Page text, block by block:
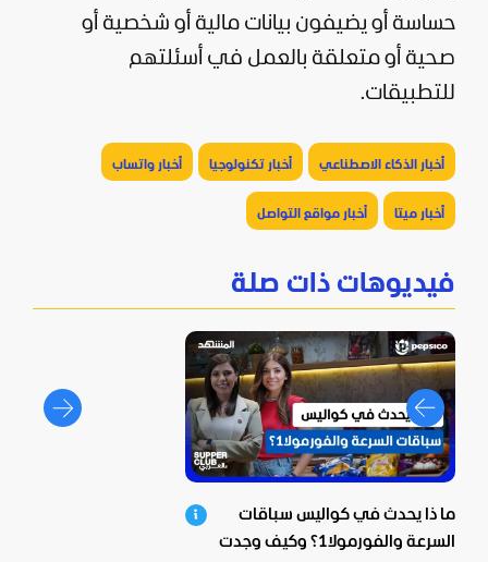
حساسة أو يضيفون بيانات مالية أو شخصية أو
صحية أو متعلقة بالعمل في أسئلتهم
للتطبيقات.
أخبار الذكاء الاصطناعي أخبار تكنولوجيا أخبار واتساب
أخبار ميتا أخبار مواقع التواصل
فيديوهات ذات صلة
ما ذا يحدث في كواليس سباقات
السرعة والفورمولا1؟ وكيف وجدت